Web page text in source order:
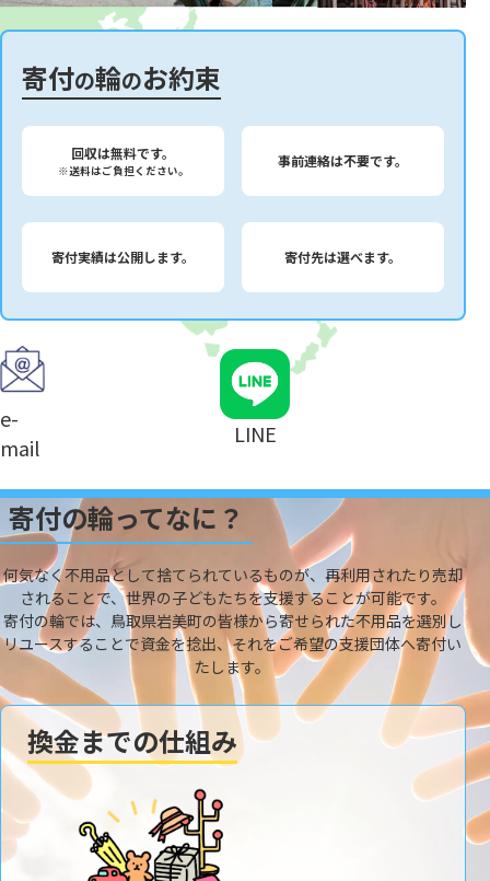
寄付の輪のお約束
回収は無料です。
※送料はご負担ください。
事前連絡は不要です。
寄付実績は公開します。 寄付先は選べます。
e-
mail
LINE
寄付の輪ってなに？
何気なく不用品として捨てられているものが、再利用されたり売却
されることで、世界の子どもたちを支援することが可能です。
寄付の輪では、鳥取県岩美町の皆様から寄せられた不用品を選別し
リユースすることで資金を捻出、それをご希望の支援団体へ寄付い
たします。
換金までの仕組み